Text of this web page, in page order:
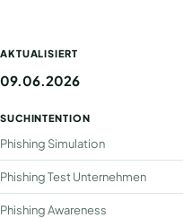
AKTUALISIERT
09.06.2026
SUCHINTENTION
Phishing Simulation
Phishing Test Unternehmen
Phishing Awareness